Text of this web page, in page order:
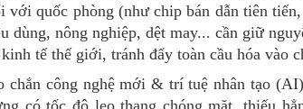
với quốc phòng (như chip bán dẫn tiên
dùng, nông nghiệp, dệt may... cần giữ
tế thế giới, tránh đẩy toàn cầu hóa vào
chắn công nghệ mới & trí tuệ nhân tạo